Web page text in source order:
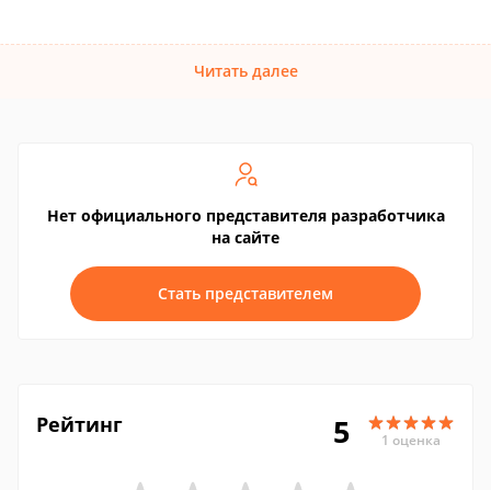
Читать далее
Нет официального представителя разработчика
на сайте
Стать представителем
Рейтинг 5 1 оценка